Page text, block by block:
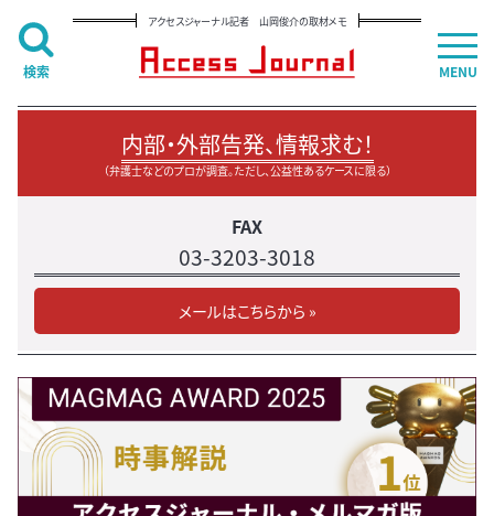
アクセスジャーナル記者 山岡俊介の取材メモ
内部・外部告発、情報求む！
（弁護士などのプロが調査。ただし、公益性あるケースに限る）
FAX
03-3203-3018
メールはこちらから »
MENU
検索